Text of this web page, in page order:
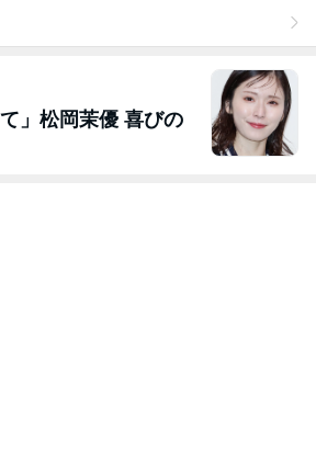
」松岡茉優 喜びの